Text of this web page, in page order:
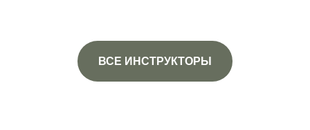
ВСЕ ИНСТРУКТОРЫ